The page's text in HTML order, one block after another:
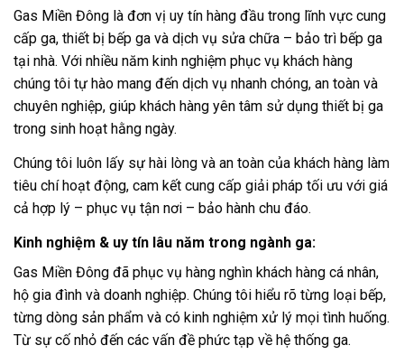
Gas Miền Đông là đơn vị uy tín hàng đầu trong lĩnh vực cung
cấp ga, thiết bị bếp ga và dịch vụ sửa chữa – bảo trì bếp ga
tại nhà. Với nhiều năm kinh nghiệm phục vụ khách hàng
chúng tôi tự hào mang đến dịch vụ nhanh chóng, an toàn và
chuyên nghiệp, giúp khách hàng yên tâm sử dụng thiết bị ga
trong sinh hoạt hằng ngày.
Chúng tôi luôn lấy sự hài lòng và an toàn của khách hàng làm
tiêu chí hoạt động, cam kết cung cấp giải pháp tối ưu với giá
cả hợp lý – phục vụ tận nơi – bảo hành chu đáo.
Kinh nghiệm & uy tín lâu năm trong ngành ga:
Gas Miền Đông đã phục vụ hàng nghìn khách hàng cá nhân,
hộ gia đình và doanh nghiệp. Chúng tôi hiểu rõ từng loại bếp,
từng dòng sản phẩm và có kinh nghiệm xử lý mọi tình huống.
Từ sự cố nhỏ đến các vấn đề phức tạp về hệ thống ga.